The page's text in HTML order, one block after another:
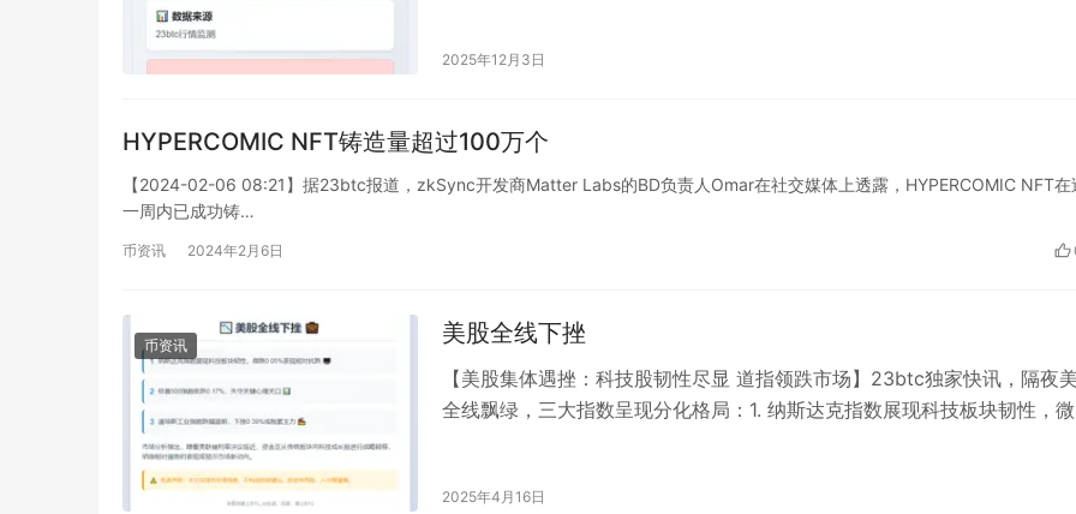
2025年12月3日
HYPERCOMIC NFT铸造量超过100万个
【2024-02-06 08:21】据23btc报道，zkSync开发商Matter Labs的BD负责人Omar在社交媒体上透露，HYPERCOMIC NFT在
一周内已成功铸…
币资讯 2024年2月6日
币资讯 美股全线下挫
【美股集体遇挫：科技股韧性尽显 道指领跌市场】23btc独家快讯，隔夜
全线飘绿，三大指数呈现分化格局：1. 纳斯达克指数展现科技板块韧性，
2025年4月16日